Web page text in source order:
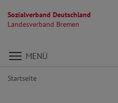
Sozialverband Deutschland
Landesverband Bremen
Direkt zu den Inhalten springen
MENÜ
Startseite